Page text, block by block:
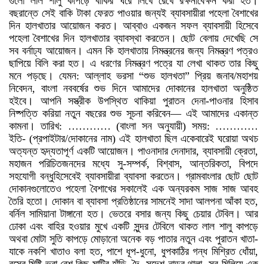
বছরান্তে সেই বাকি টাকা ফেরত পাওয়ার জন্যই ব্যাবসায়ীরা পহেলা বৈশাখের
দিন হালখাতার আয়োজন করত। আব্বাও একজন সফল ব্যাবসায়ী হিসেবে
পহেলা বৈশাখের দিন হালখাতার ব্যাবস্থা করতেন। ছোট বেলায় দেখেছি সে
সব বর্নাঢ্য আয়োজন। এমন কি হালখাতায় নিমন্ত্রনের জন্য নিমন্ত্রণ পত্রও
ছাপিয়ে বিলি করা হত। এ ধরণের নিমন্ত্রণ পত্রে যা লেখা থাকত তার কিছু
মনে পড়ছে। যেমন: আল্লাহ ভরসা “শুভ হালখতা” প্রিয় জনাব/মহাশয়
নিবেদন, বাংলা নববর্ষের শুভ দিনে আমাদের দোকানের হালখাতা অনুষ্ঠিত
হইবে। আপনি সস্ত্রীক উপস্থিত থাকিয়া পুরাতন দেনা-পাওনার হিসাব
নিষ্পত্তি করিয়া নতুন বছরের শুভ সূচনা করিবেন— এই আমাদের একান্ত
কামনা। তারিখ: ………… (বাংলা সন অনুযায়ী) সময়: …………
ইতি- (প্রপাইটার/দোকানের নাম) এই হালখাতা ছিল একেবারেই ঘরোয়া অথচ
অত্যন্ত হৃদ্যতাপূর্ণ একটি আয়োজন। পাওনাদার দেনাদার, ব্যাবসায়ী ক্রেতা,
মহাজন পরিচিতজনদের মধ্যে সু-সম্পর্ক, বিশ্বাস, আন্তরিকতা, বিপদে
সহযোগী বন্ধুহিসেবেই ব্যাবসায়ীরা ব্যাবসা করতেন। গ্রামবাংলার ছোট ছোট
দোকানগুলোতেও পহেলা বৈশাখের সকালেই এক অন্যরকম সাজ সাজ আবহ
তৈরি হতো। দোকান বা ব্যাবসা প্রতিষ্ঠানের সামনেই সাদা আলপনা আঁকা হত,
বর্নিল সামিয়ানা টাঙ্গানো হত। ভেতরে বসার জন্য কিছু চেয়ার টেবিল। আর
ঢোকা এবং বাহির হওয়ার মুখে একটি সুন্দর টেবিলে থাকত লাল শালু কাপড়ে
অথবা মোটা সুতি কাপড়ে মোড়ানো অনেক বড় পাতার নতুন এবং পুরাতন খাতা-
যাকে নকশি খাতাও বলা হত, পাশে ধূপ-ধুনো, ধুপকাঠির গন্ধ মিশ্রিত ধোঁয়া,